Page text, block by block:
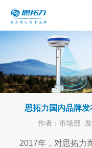
思拓力国内品牌
作者：市场部
2017年，对思拓力而